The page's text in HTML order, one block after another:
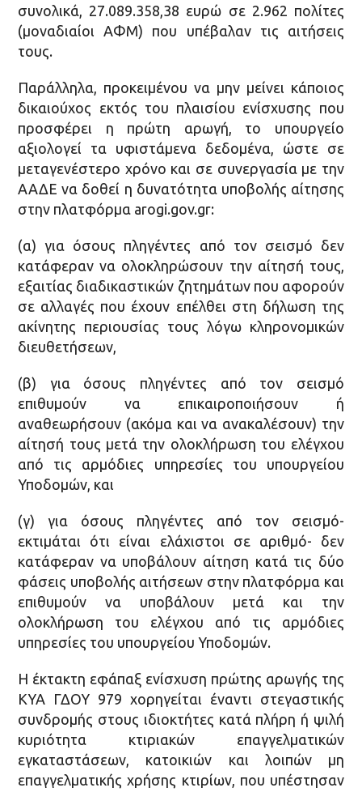
συνολικά, 27.089.358,38 ευρώ σε 2.962 πολίτες
(μοναδιαίοι ΑΦΜ) που υπέβαλαν τις αιτήσεις
τους.
Παράλληλα, προκειμένου να μην μείνει κάποιος
δικαιούχος εκτός του πλαισίου ενίσχυσης που
προσφέρει η πρώτη αρωγή, το υπουργείο
αξιολογεί τα υφιστάμενα δεδομένα, ώστε σε
μεταγενέστερο χρόνο και σε συνεργασία με την
ΑΑΔΕ να δοθεί η δυνατότητα υποβολής αίτησης
στην πλατφόρμα arogi.gov.gr:
(α) για όσους πληγέντες από τον σεισμό δεν
κατάφεραν να ολοκληρώσουν την αίτησή τους,
εξαιτίας διαδικαστικών ζητημάτων που αφορούν
σε αλλαγές που έχουν επέλθει στη δήλωση της
ακίνητης περιουσίας τους λόγω κληρονομικών
διευθετήσεων,
(β) για όσους πληγέντες από τον σεισμό
επιθυμούν να επικαιροποιήσουν ή
αναθεωρήσουν (ακόμα και να ανακαλέσουν) την
αίτησή τους μετά την ολοκλήρωση του ελέγχου
από τις αρμόδιες υπηρεσίες του υπουργείου
Υποδομών, και
(γ) για όσους πληγέντες από τον σεισμό-
εκτιμάται ότι είναι ελάχιστοι σε αριθμό- δεν
κατάφεραν να υποβάλουν αίτηση κατά τις δύο
φάσεις υποβολής αιτήσεων στην πλατφόρμα και
επιθυμούν να υποβάλουν μετά και την
ολοκλήρωση του ελέγχου από τις αρμόδιες
υπηρεσίες του υπουργείου Υποδομών.
Η έκτακτη εφάπαξ ενίσχυση πρώτης αρωγής της
ΚΥΑ ΓΔΟΥ 979 χορηγείται έναντι στεγαστικής
συνδρομής στους ιδιοκτήτες κατά πλήρη ή ψιλή
κυριότητα κτιριακών επαγγελματικών
εγκαταστάσεων, κατοικιών και λοιπών μη
επαγγελματικής χρήσης κτιρίων, που υπέστησαν